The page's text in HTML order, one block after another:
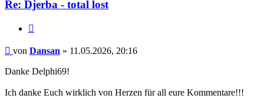
Re: Djerba - total lost
Beitrag
von Dansan » 11.05.2026, 20:16
Danke Delphi69!
Ich danke Euch wirklich von Herzen für all eure Kommentare!!!